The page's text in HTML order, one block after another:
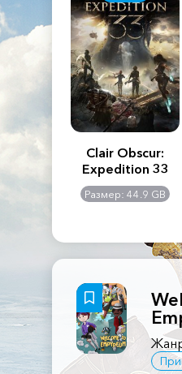
Creed
Clair Obscur:
Expedition 33
Размер: 44.9 GB